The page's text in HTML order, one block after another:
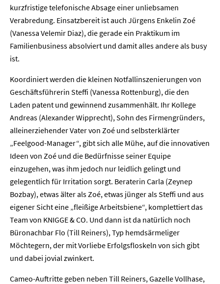
kurzfristige telefonische Absage einer unliebsamen
Verabredung. Einsatzbereit ist auch Jürgens Enkelin Zoé
(Vanessa Velemir Diaz), die gerade ein Praktikum im
Familienbusiness absolviert und damit alles andere als busy
ist.
Koordiniert werden die kleinen Notfallinszenierungen von
Geschäftsführerin Steffi (Vanessa Rottenburg), die den
Laden patent und gewinnend zusammenhält. Ihr Kollege
Andreas (Alexander Wipprecht), Sohn des Firmengründers,
alleinerziehender Vater von Zoé und selbsterklärter
„Feelgood-Manager“, gibt sich alle Mühe, auf die innovativen
Ideen von Zoé und die Bedürfnisse seiner Equipe
einzugehen, was ihm jedoch nur leidlich gelingt und
gelegentlich für Irritation sorgt. Beraterin Carla (Zeynep
Bozbay), etwas älter als Zoé, etwas jünger als Steffi und aus
eigener Sicht eine „fleißige Arbeitsbiene“, komplettiert das
Team von KNIGGE & CO. Und dann ist da natürlich noch
Büronachbar Flo (Till Reiners), Typ hemdsärmeliger
Möchtegern, der mit Vorliebe Erfolgsfloskeln von sich gibt
und dabei jovial zwinkert.
Cameo-Auftritte geben neben Till Reiners, Gazelle Vollhase,